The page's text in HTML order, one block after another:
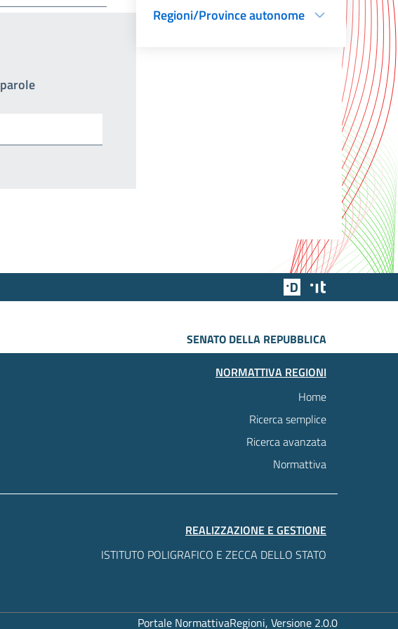
parole
Regioni/Province autonome
Team Digitale
SENATO DELLA REPUBBLICA
NORMATTIVA REGIONI
Home
Ricerca semplice
Ricerca avanzata
Normattiva
REALIZZAZIONE E GESTIONE
ISTITUTO POLIGRAFICO E ZECCA DELLO STATO
Portale NormattivaRegioni, Versione 2.0.0